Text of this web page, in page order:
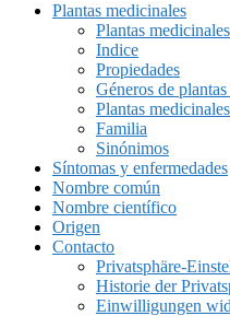
Plantas medicinales
Plantas
Indice
Propiedades
Géneros de
Plantas
Familia
Sinónimos
Síntomas y enfermedades
Nombre común
Nombre científico
Origen
Contacto
Privatsphäre-
Historie der
Einwilligungen